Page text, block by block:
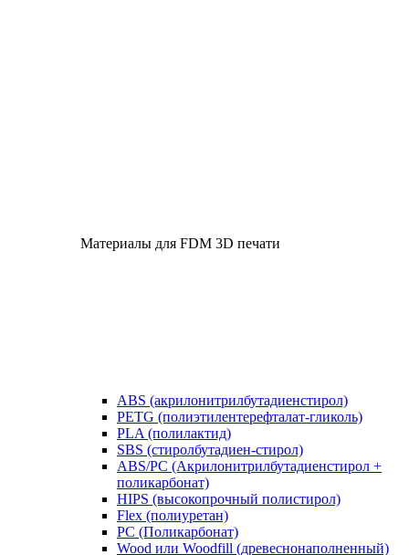
Материалы для FDM 3D печати
ABS (акрилонитрилбутадиенстирол)
PETG (полиэтилентерефталат-гликоль)
PLA (полилактид)
SBS (стиролбутадиен-стирол)
ABS/PC (Акрилонитрилбутадиенстирол +
поликарбонат)
HIPS (высокопрочный полистирол)
Flex (полиуретан)
​PC (Поликарбонат)
​Wood или Woodfill (древеснонаполненный)